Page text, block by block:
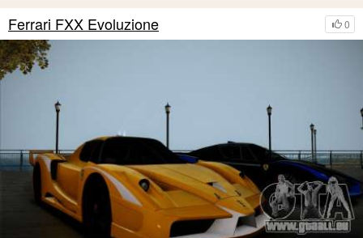
0
Ferrari FXX Evoluzione